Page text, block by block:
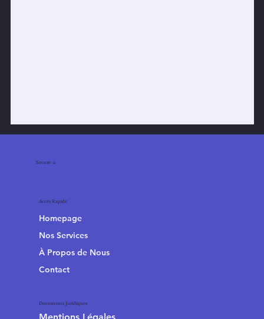
Secure 4u
Accès Rapide
Homepage
Nos Services
À Propos de Nous
Contact
Documents Juridiques